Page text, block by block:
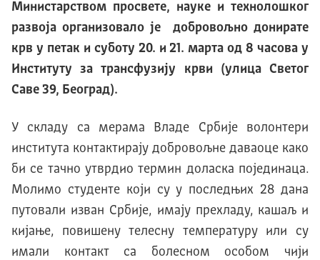
Министарством просвете, науке и технолошког
развоја организовало је добровољно дoнирате
крв у петак и суботу 20. и 21. марта од 8 часова у
Институту за трансфузију крви (улица Светог
Саве 39, Београд).
У складу са мерама Владе Србије волонтери
института контактирају добровољне даваоце како
би се тачно утврдио термин доласка појединаца.
Молимо студенте који су у последњих 28 дана
путовали изван Србије, имају прехладу, кашаљ и
кијање, повишену телесну температуру или су
имали контакт са болесном особом чији